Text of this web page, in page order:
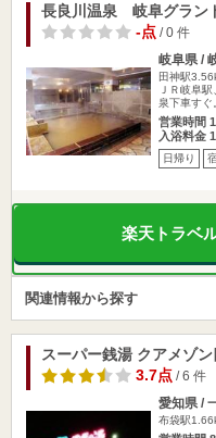
長良川温泉 岐阜グラン
-点/ 0 件
岐阜県 /
田神駅
ＪＲ岐阜
泉下車すぐ
営業時間
入浴料金
日帰り
楽天トラベ
関連情報から探す
スーパー銭湯 クアメゾ
3.7点/ 6 件
愛知県 /
布袋駅